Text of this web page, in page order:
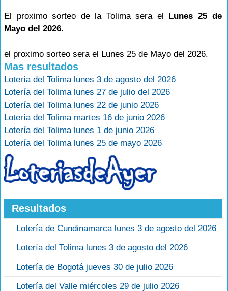
El proximo sorteo de la Tolima sera el Lunes 25 de
Mayo del 2026.
el proximo sorteo sera el Lunes 25 de Mayo del 2026.
Mas resultados
Lotería del Tolima lunes 3 de agosto del 2026
Lotería del Tolima lunes 27 de julio del 2026
Lotería del Tolima lunes 22 de junio 2026
Lotería del Tolima martes 16 de junio 2026
Lotería del Tolima lunes 1 de junio 2026
Lotería del Tolima lunes 25 de mayo 2026
Resultados
Lotería de Cundinamarca lunes 3 de agosto del 2026
Lotería del Tolima lunes 3 de agosto del 2026
Lotería de Bogotá jueves 30 de julio 2026
Lotería del Valle miércoles 29 de julio 2026